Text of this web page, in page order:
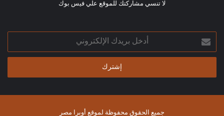
لا تنسي مشاركتك للموقع علي فيس بوك
أدخل
بريدك
الإلكتروني
جميع الحقوق محفوظة لموقع أوبرا مصر